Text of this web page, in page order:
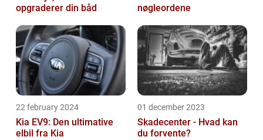
opgraderer din båd
nøgleordene
22 february 2024
Kia EV9: Den ultimative
elbil fra Kia
01 december 2023
Skadecenter - Hvad kan
du forvente?